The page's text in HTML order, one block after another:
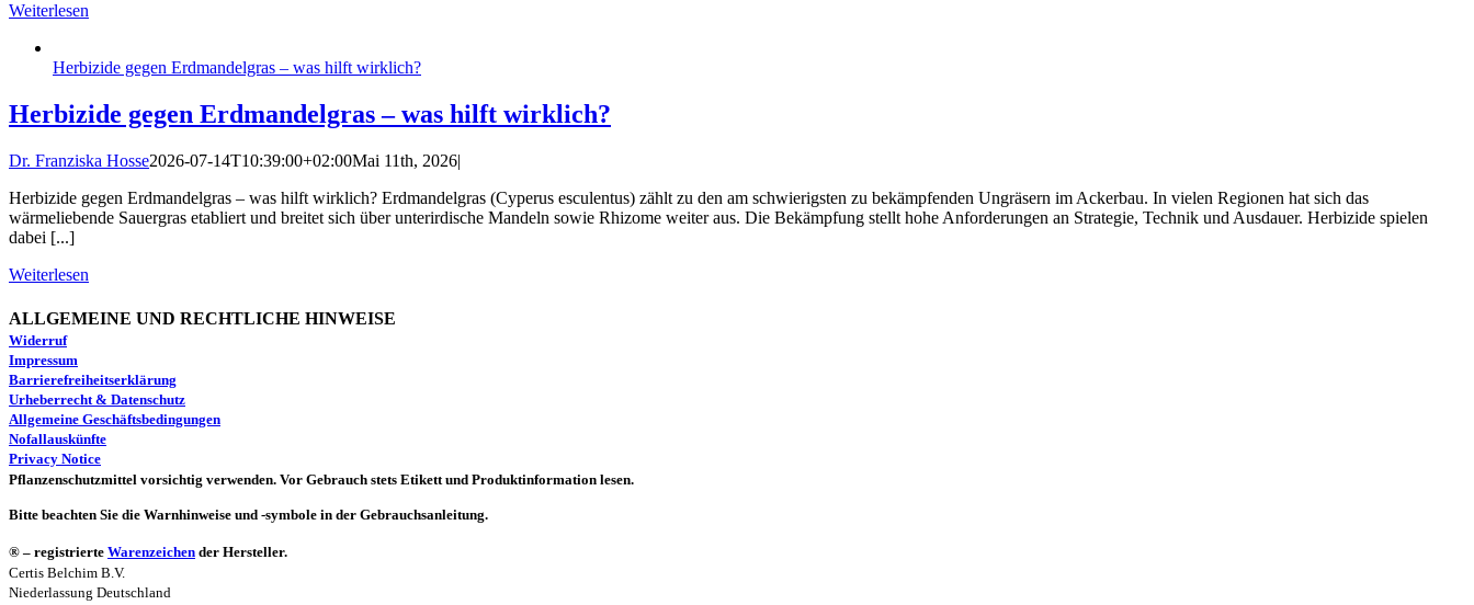
Weiterlesen
Herbizide gegen Erdmandelgras – was hilft wirklich?
Herbizide gegen Erdmandelgras – was hilft wirklich?
Dr. Franziska Hosse2026-07-14T10:39:00+02:00Mai 11th, 2026|
Herbizide gegen Erdmandelgras – was hilft wirklich? Erdmandelgras (Cyperus esculentus) zählt zu den am schwierigsten zu bekämpfenden Ungräsern im Ackerbau. In vielen Regionen hat sich das
wärmeliebende Sauergras etabliert und breitet sich über unterirdische Mandeln sowie Rhizome weiter aus. Die Bekämpfung stellt hohe Anforderungen an Strategie, Technik und Ausdauer. Herbizide spielen
dabei [...]
Weiterlesen
ALLGEMEINE UND RECHTLICHE HINWEISE
Widerruf
Impressum
Barrierefreiheitserklärung
Urheberrecht & Datenschutz
Allgemeine Geschäftsbedingungen
Nofallauskünfte
Privacy Notice
Pflanzenschutzmittel vorsichtig verwenden. Vor Gebrauch stets Etikett und Produktinformation lesen.
Bitte beachten Sie die Warnhinweise und -symbole in der Gebrauchsanleitung.
® – registrierte Warenzeichen der Hersteller.
Certis Belchim B.V.
Niederlassung Deutschland